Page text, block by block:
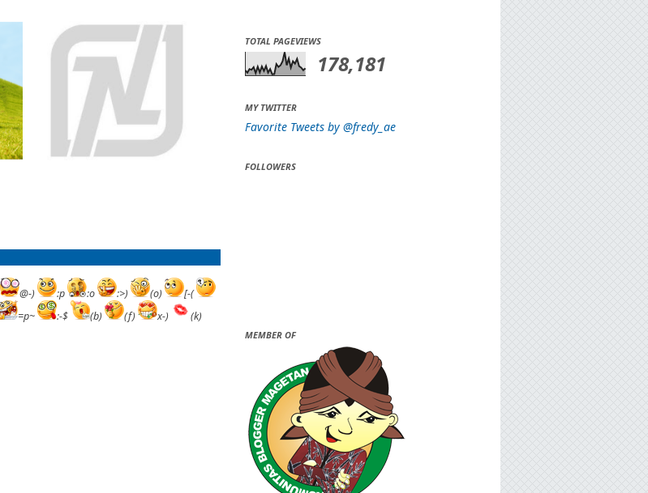
@-) :p :o :>) (o)
[-(
=p~ :-$ (b) (f) x-)
(k)
TOTAL PAGEVIEWS
178,181
MY TWITTER
Favorite Tweets by @fredy_ae
FOLLOWERS
MEMBER OF